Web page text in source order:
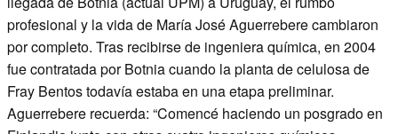
profesional y la vida de María José Aguerrebere cambiaron
por completo. Tras recibirse de ingeniera química, en 2004
fue contratada por Botnia cuando la planta de celulosa de
Fray Bentos todavía estaba en una etapa preliminar.
Aguerrebere recuerda: “Comencé haciendo un posgrado en